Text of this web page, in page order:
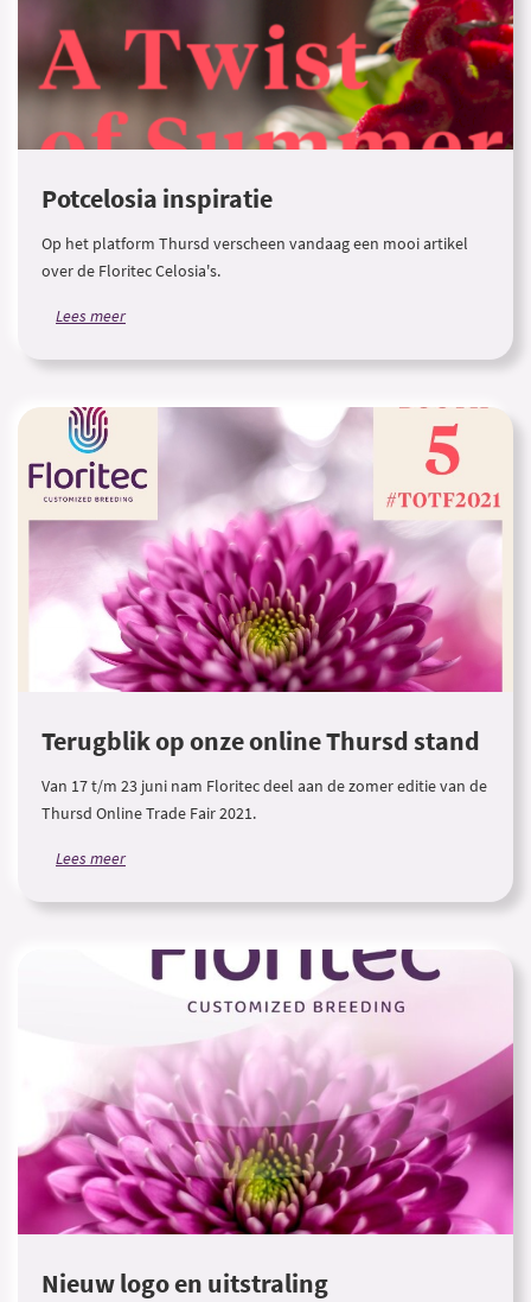
Potcelosia inspiratie
Op het platform Thursd verscheen vandaag een mooi artikel
over de Floritec Celosia's.
Lees meer
Terugblik op onze online Thursd stand
Van 17 t/m 23 juni nam Floritec deel aan de zomer editie van de
Thursd Online Trade Fair 2021.
Lees meer
Nieuw logo en uitstraling